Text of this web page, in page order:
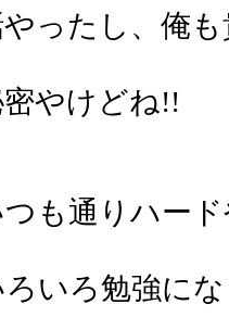
ったし、俺
やけどね!!
も通りハー
いろ勉強に